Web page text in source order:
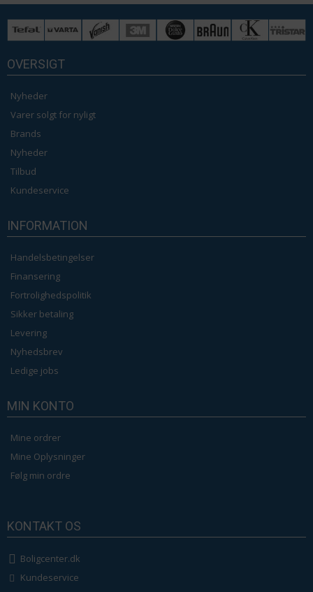
OVERSIGT
Nyheder
Varer solgt for nyligt
Brands
Nyheder
Tilbud
Kundeservice
INFORMATION
Handelsbetingelser
Finansering
Fortrolighedspolitik
Sikker betaling
Levering
Nyhedsbrev
Ledige jobs
MIN KONTO
Mine ordrer
Mine Oplysninger
Følg min ordre
KONTAKT OS
Boligcenter.dk
Kundeservice